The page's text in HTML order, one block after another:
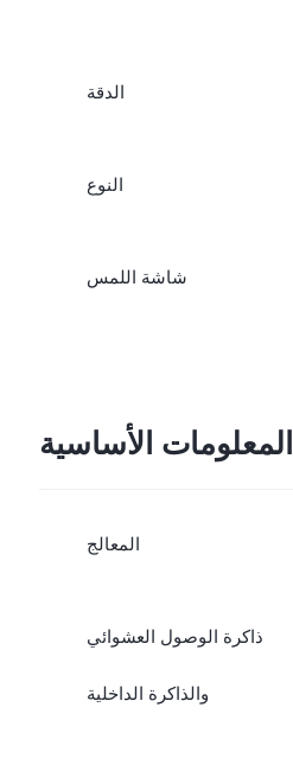
الدقة
النوع
شاشة اللمس
المعلومات الأساسية
المعالج
ذاكرة الوصول العشوائي
والذاكرة الداخلية